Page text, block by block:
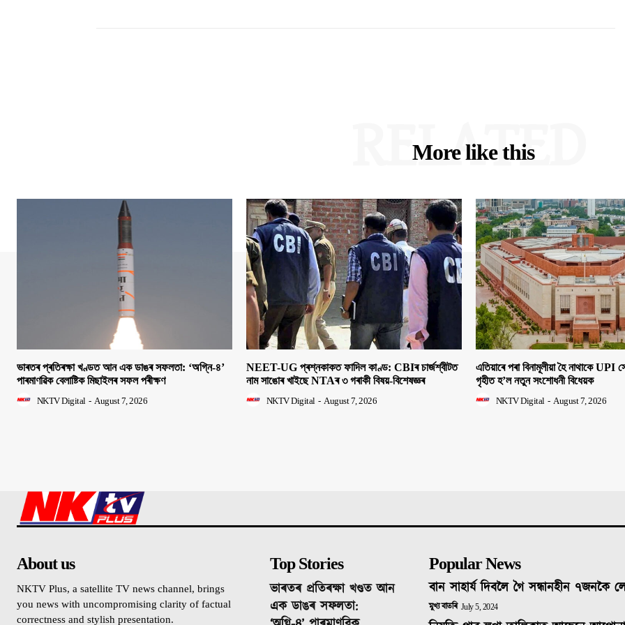
More like this
RELATED
ভাৰতৰ প্ৰতিৰক্ষা খণ্ডত আন এক ডাঙৰ সফলতা: ‘অগ্নি-৪’
পাৰমাণৱিক বেলাষ্টিক মিছাইলৰ সফল পৰীক্ষণ
NKTV Digital - August 7, 2026
NEET-UG প্ৰশ্নকাকত ফাদিল কাণ্ড: CBIৰ চাৰ্জশ্বীটত
নাম সাঙোৰ খাইছে NTAৰ ৩ গৰাকী বিষয়-বিশেষজ্ঞৰ
NKTV Digital - August 7, 2026
এতিয়াৰে পৰা বিনামূলীয়া হৈ নাথাকে UPI
গৃহীত হ’ল নতুন সংশোধনী বিধেয়ক
NKTV Digital - August 7, 2026
About us
NKTV Plus, a satellite TV news channel, brings
you news with uncompromising clarity of factual
correctness and stylish presentation.
Top Stories
ভাৰতৰ প্ৰতিৰক্ষা খণ্ডত আন
এক ডাঙৰ সফলতা:
Popular News
বান সাহাৰ্য দিবলৈ গৈ সন্ধানহীন ৭জনকৈ
মুখ্য বাতৰি July 5, 2024